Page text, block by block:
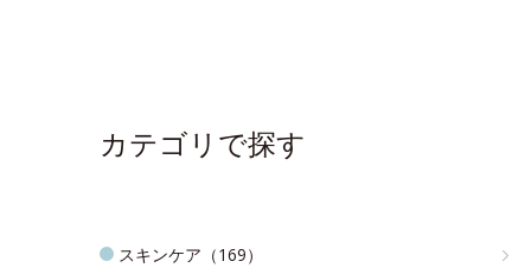
カテゴリで探す
スキンケア（169）